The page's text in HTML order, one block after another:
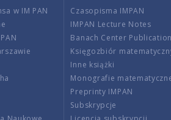
w IM PAN
Czasopisma IMPAN
IMPAN Lecture Notes
Banach Center
Księgozbiór
Inne książki
Monografie
Preprinty IMPAN
Subskrypcje